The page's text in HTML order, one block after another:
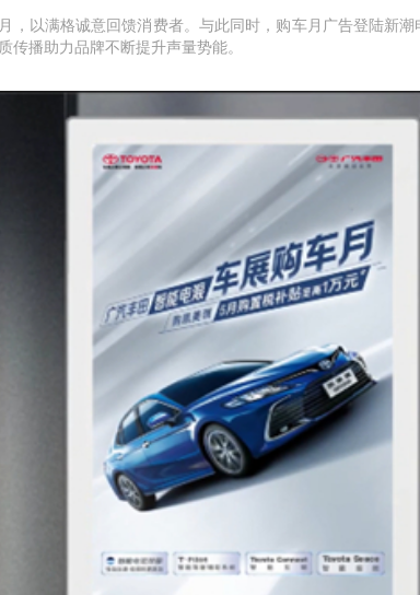
以满格诚意回馈消费者。与此同时，购车月广告登陆新潮
传播助力品牌不断提升声量势能。